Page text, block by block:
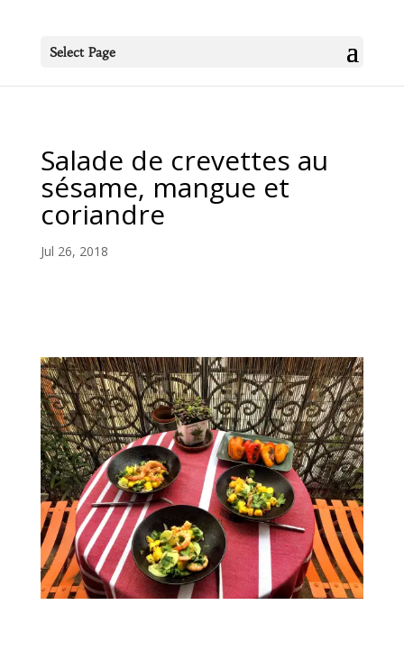
Select Page
Salade de crevettes au
sésame, mangue et
coriandre
Jul 26, 2018